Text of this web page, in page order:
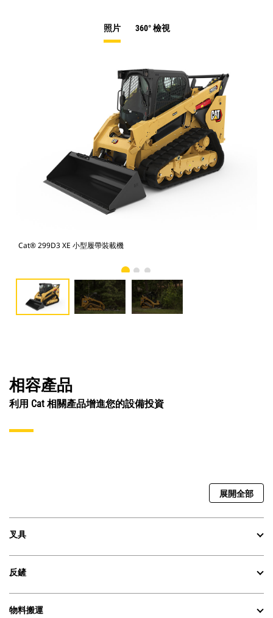
照片 360° 檢視
Cat® 299D3 XE 小型履帶裝載機
相容產品
利用 Cat 相關產品增進您的設備投資
展開全部
叉具
反鏟
物料搬運